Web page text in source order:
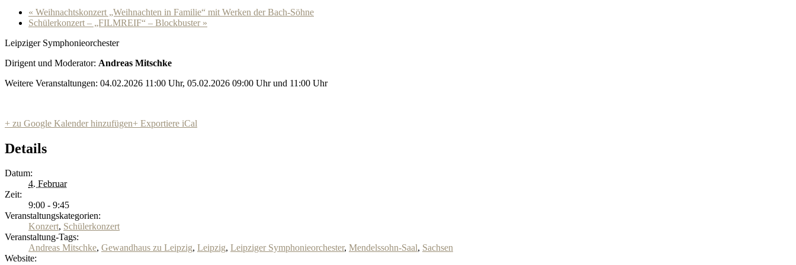
« Weihnachtskonzert „Weihnachten in Familie“ mit Werken der Bach-Söhne
Schülerkonzert – „FILMREIF“ – Blockbuster »
Leipziger Symphonieorchester
Dirigent und Moderator: Andreas Mitschke
Weitere Veranstaltungen: 04.02.2026 11:00 Uhr, 05.02.2026 09:00 Uhr und 11:00 Uhr
+ zu Google Kalender hinzufügen+ Exportiere iCal
Details
Datum:
4. Februar
Zeit:
9:00 - 9:45
Veranstaltungskategorien:
Konzert, Schülerkonzert
Veranstaltung-Tags:
Andreas Mitschke, Gewandhaus zu Leipzig, Leipzig, Leipziger Symphonieorchester, Mendelssohn-Saal, Sachsen
Website: